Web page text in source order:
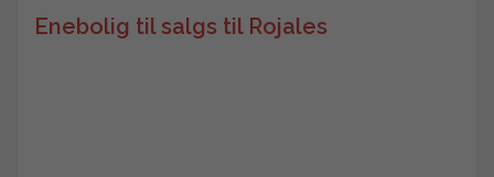
Enebolig til salgs til Rojales